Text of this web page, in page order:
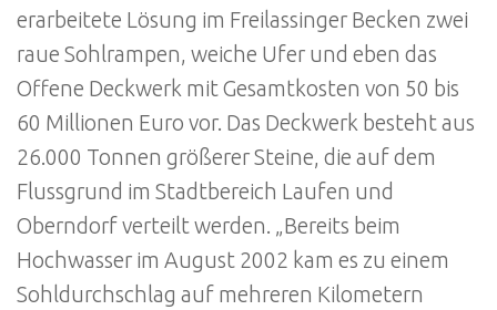
erarbeitete Lösung im Freilassinger Becken zwei
raue Sohlrampen, weiche Ufer und eben das
Offene Deckwerk mit Gesamtkosten von 50 bis
60 Millionen Euro vor. Das Deckwerk besteht aus
26.000 Tonnen größerer Steine, die auf dem
Flussgrund im Stadtbereich Laufen und
Oberndorf verteilt werden. „Bereits beim
Hochwasser im August 2002 kam es zu einem
Sohldurchschlag auf mehreren Kilometern